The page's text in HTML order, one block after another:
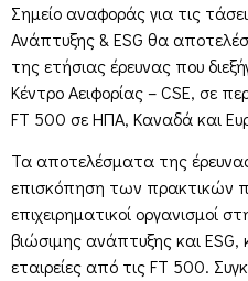
Σημείο αναφοράς για τις
Ανάπτυξης & ESG θα
της ετήσιας έρευνας που
Κέντρο Αειφορίας – CSE, σε
FT 500 σε ΗΠΑ, Καναδά και
Τα αποτελέσματα της
επισκόπηση των πρακτικών
επιχειρηματικοί οργανισμοί
βιώσιμης ανάπτυξης και ESG,
εταιρείες από τις FT 500.